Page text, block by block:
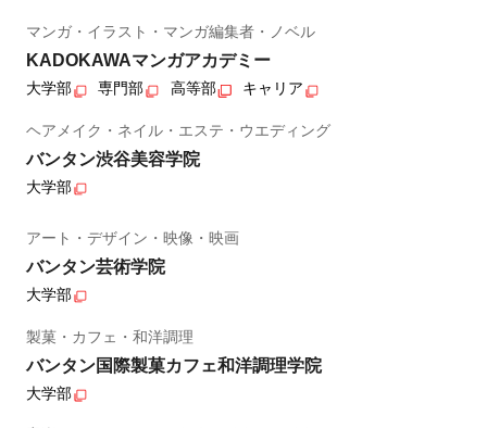
マンガ・イラスト・マンガ編集者・ノベル
KADOKAWAマンガアカデミー
大学部 専門部 高等部 キャリア
ヘアメイク・ネイル・エステ・ウエディング
バンタン渋谷美容学院
大学部
アート・デザイン・映像・映画
バンタン芸術学院
大学部
製菓・カフェ・和洋調理
バンタン国際製菓カフェ和洋調理学院
大学部